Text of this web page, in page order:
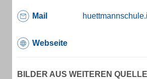
Mail
Webseite
BILDER AUS WEITEREN